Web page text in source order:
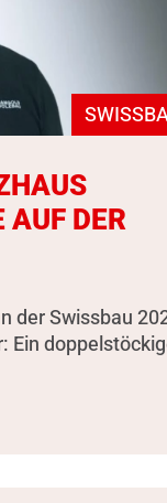
AUF DER
der Swissbau
Ein